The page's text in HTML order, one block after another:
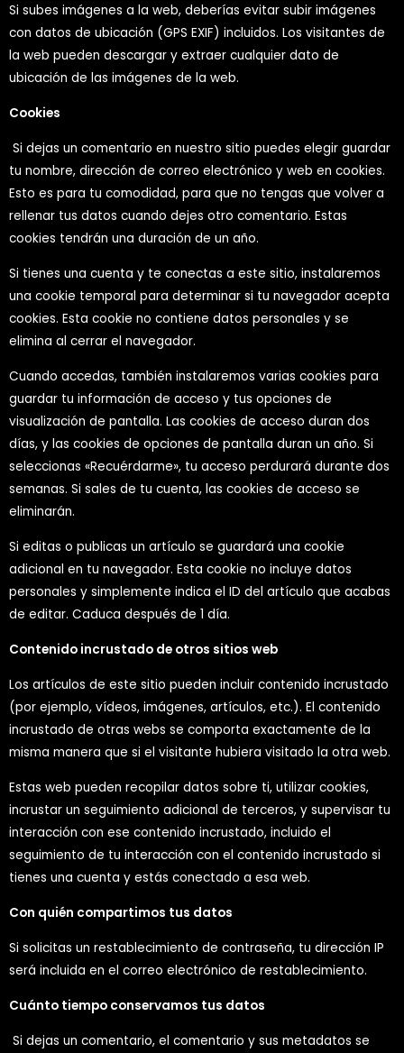
Si subes imágenes a la web, deberías evitar subir imágenes
con datos de ubicación (GPS EXIF) incluidos. Los visitantes de
la web pueden descargar y extraer cualquier dato de
ubicación de las imágenes de la web.
Cookies
Si dejas un comentario en nuestro sitio puedes elegir guardar
tu nombre, dirección de correo electrónico y web en cookies.
Esto es para tu comodidad, para que no tengas que volver a
rellenar tus datos cuando dejes otro comentario. Estas
cookies tendrán una duración de un año.
Si tienes una cuenta y te conectas a este sitio, instalaremos
una cookie temporal para determinar si tu navegador acepta
cookies. Esta cookie no contiene datos personales y se
elimina al cerrar el navegador.
Cuando accedas, también instalaremos varias cookies para
guardar tu información de acceso y tus opciones de
visualización de pantalla. Las cookies de acceso duran dos
días, y las cookies de opciones de pantalla duran un año. Si
seleccionas «Recuérdarme», tu acceso perdurará durante dos
semanas. Si sales de tu cuenta, las cookies de acceso se
eliminarán.
Si editas o publicas un artículo se guardará una cookie
adicional en tu navegador. Esta cookie no incluye datos
personales y simplemente indica el ID del artículo que acabas
de editar. Caduca después de 1 día.
Contenido incrustado de otros sitios web
Los artículos de este sitio pueden incluir contenido incrustado
(por ejemplo, vídeos, imágenes, artículos, etc.). El contenido
incrustado de otras webs se comporta exactamente de la
misma manera que si el visitante hubiera visitado la otra web.
Estas web pueden recopilar datos sobre ti, utilizar cookies,
incrustar un seguimiento adicional de terceros, y supervisar tu
interacción con ese contenido incrustado, incluido el
seguimiento de tu interacción con el contenido incrustado si
tienes una cuenta y estás conectado a esa web.
Con quién compartimos tus datos
Si solicitas un restablecimiento de contraseña, tu dirección IP
será incluida en el correo electrónico de restablecimiento.
Cuánto tiempo conservamos tus datos
Si dejas un comentario, el comentario y sus metadatos se